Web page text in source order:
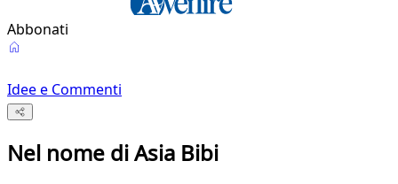
Abbonati
Idee e Commenti
Nel nome di Asia Bibi